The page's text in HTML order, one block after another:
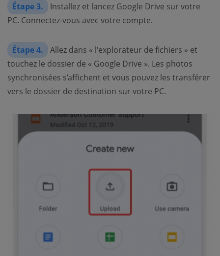
Étape 3.
Installez et lancez Google Drive sur votre
PC. Connectez-vous avec votre compte.
Étape 4.
Allez dans « l'explorateur de fichiers » et
touchez le dossier de « Google Drive ». Les photos
synchronisées s’affichent et vous pouvez les transférer
vers le dossier de destination sur votre PC.